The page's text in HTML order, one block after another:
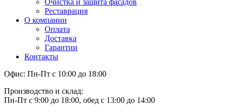
Реставрация
О компании
Оплата
Доставка
Гарантии
Контакты
Офис: Пн-Пт с 10:00 до 18:00
Производство и склад:
Пн-Пт с 9:00 до 18:00, обед с 13:00 до 14:00